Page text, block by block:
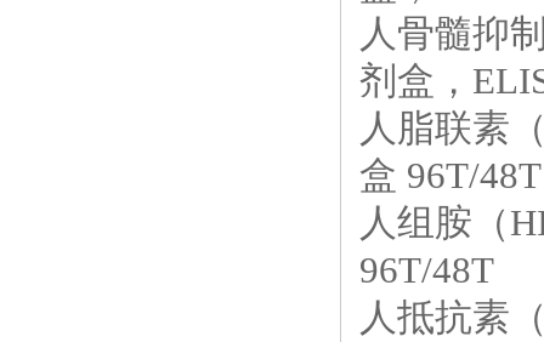
人骨髓抑
剂盒，
人脂联素
盒 96T/48T
人组胺（
96T/48T
人抵抗素